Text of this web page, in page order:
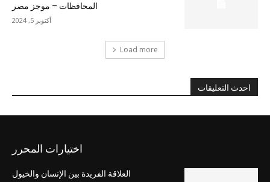
المحافظات – موجز مصر
أكتوبر 5, 2024
Load more
احدث التعليقات
اختيارات المحرر
العلاقة الفريدة بين الإنسان والخيول